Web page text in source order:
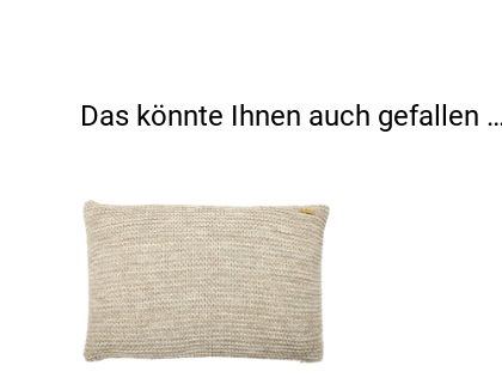
Das könnte Ihnen auch gefallen